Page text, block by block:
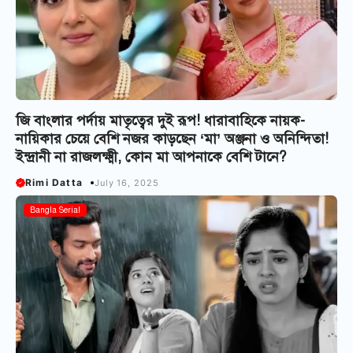
জি বাংলার পর্দায় মাতৃত্বের দুই রূপ! ধারাবাহিকে নায়ক-
নায়িকার চেয়ে বেশি নজর কাড়ছেন ‘মা’ অঞ্জনা ও অনিন্দিতা!
ইন্দ্রানী না রাজলক্ষ্মী, কোন মা আপনাকে বেশি টানে?
Rimi Datta July 16, 2025
Bangla Serial